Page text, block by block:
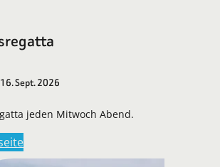
Sept. 2026
jeden Mitwoch Abend.